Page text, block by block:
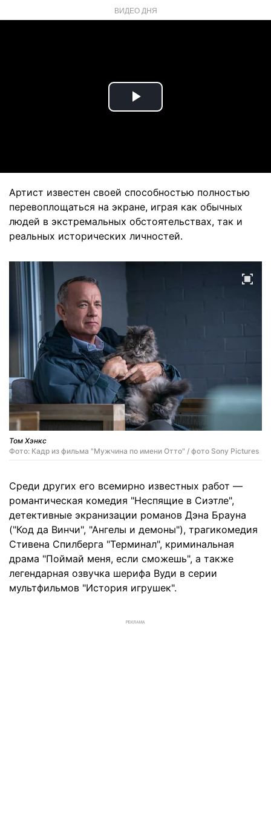
ВИДЕО ДНЯ
Play
Артист известен своей способностью полностью
перевоплощаться на экране, играя как обычных
людей в экстремальных обстоятельствах, так и
реальных исторических личностей.
Том Хэнкс
Фото: Кадр из фильма "Мужчина по имени Отто" / фото Sony Pictures
Среди других его всемирно известных работ —
романтическая комедия "Неспящие в Сиэтле",
детективные экранизации романов Дэна Брауна
("Код да Винчи", "Ангелы и демоны"), трагикомедия
Стивена Спилберга "Терминал", криминальная
драма "Поймай меня, если сможешь", а также
легендарная озвучка шерифа Вуди в серии
мультфильмов "История игрушек".
РЕКЛАМА